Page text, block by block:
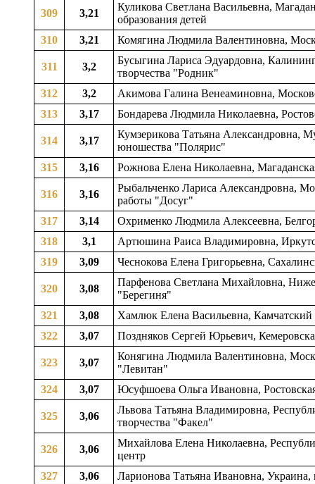
309 3,21
Куликова Светлана Васильевна,
образования детей
310
3,21 Комягина Людмила Валентиновна,
311 3,2
Бусыгина Лариса Эдуардовна,
творчества "Родник"
312
3,2
Акимова Галина Венеаминовна,
313
3,17 Бондарева Людмила Николаевна,
314 3,17
Кумзерикова Татьяна Александровна,
юношества "Полярис"
315
3,16 Рожнова Елена Николаевна,
316 3,16
Рыбальченко Лариса Александровна,
работы "Досуг"
317
3,14
Охрименко Людмила Алексеевна,
318
3,1
Артюшина Раиса Владимировна,
319
3,09 Чеснокова Елена Григорьевна,
320 3,08
Парфенова Светлана Михайловна,
"Берегиня"
321
3,08
Хамлюк Елена Васильевна, Камчатский
322
3,07 Поздняков Сергей Юрьевич,
323 3,07
Конягина Людмила Валентиновна,
"Левитан"
324
3,07 Юсуфшоева Ольга Ивановна, Ростовская
325 3,06
Львова Татьяна Владимировна,
творчества "Факел"
326 3,06
Михайлова Елена Николаевна,
центр
327
3,06
Ларионова Татьяна Ивановна,